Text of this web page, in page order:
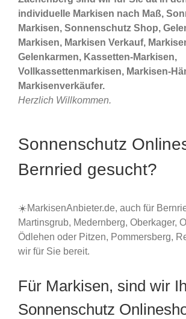
individuelle Markisen nach Maß,
Markisen, Sonnenschutz Shop,
Markisen, Markisen Verkauf,
Gelenkarmen, Kassetten-Markisen,
Vollkassettenmarkisen, Markisen-
Markisenverkäufer.
Herzlich Willkommen.
Sonnenschutz
Bernried gesucht?
☀️MarkisenAnbieter.de, auch für
Martinsgrub, Medernberg, Oberkager,
Ödlehen oder Pitzen, Pommersberg,
wir für Sie bereit.
Für Markisen, sind wir
Sonnenschutz